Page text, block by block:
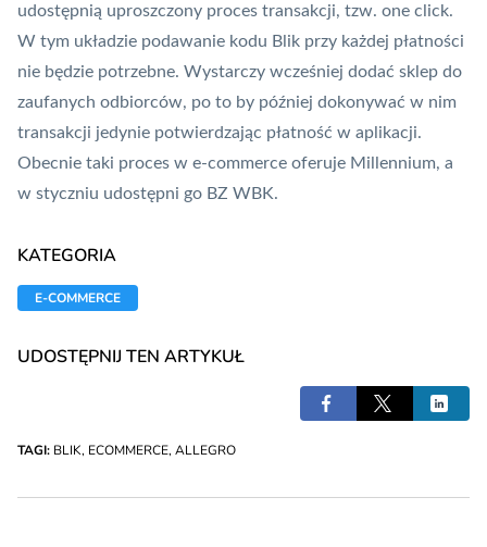
udostępnią uproszczony proces transakcji, tzw. one click.
W tym układzie podawanie kodu Blik przy każdej płatności
nie będzie potrzebne. Wystarczy wcześniej dodać sklep do
zaufanych odbiorców, po to by później dokonywać w nim
transakcji jedynie potwierdzając płatność w aplikacji.
Obecnie taki proces w e-commerce oferuje Millennium, a
w styczniu udostępni go BZ WBK.
KATEGORIA
E-COMMERCE
UDOSTĘPNIJ TEN ARTYKUŁ
TAGI: BLIK, ECOMMERCE, ALLEGRO